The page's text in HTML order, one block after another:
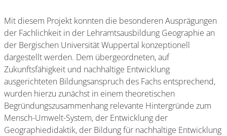
Mit diesem Projekt konnten die besonderen Ausprägungen
der Fachlichkeit in der Lehramtsausbildung Geographie an
der Bergischen Universität Wuppertal konzeptionell
dargestellt werden. Dem übergeordneten, auf
Zukunftsfähigkeit und nachhaltige Entwicklung
ausgerichteten Bildungsanspruch des Fachs entsprechend,
wurden hierzu zunächst in einem theoretischen
Begründungszusammenhang relevante Hintergründe zum
Mensch-Umwelt-System, der Entwicklung der
Geographiedidaktik, der Bildung für nachhaltige Entwicklung